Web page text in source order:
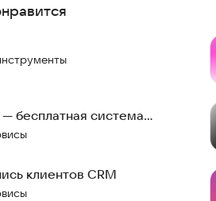
бесплатная система
объектами
клиентов CRM